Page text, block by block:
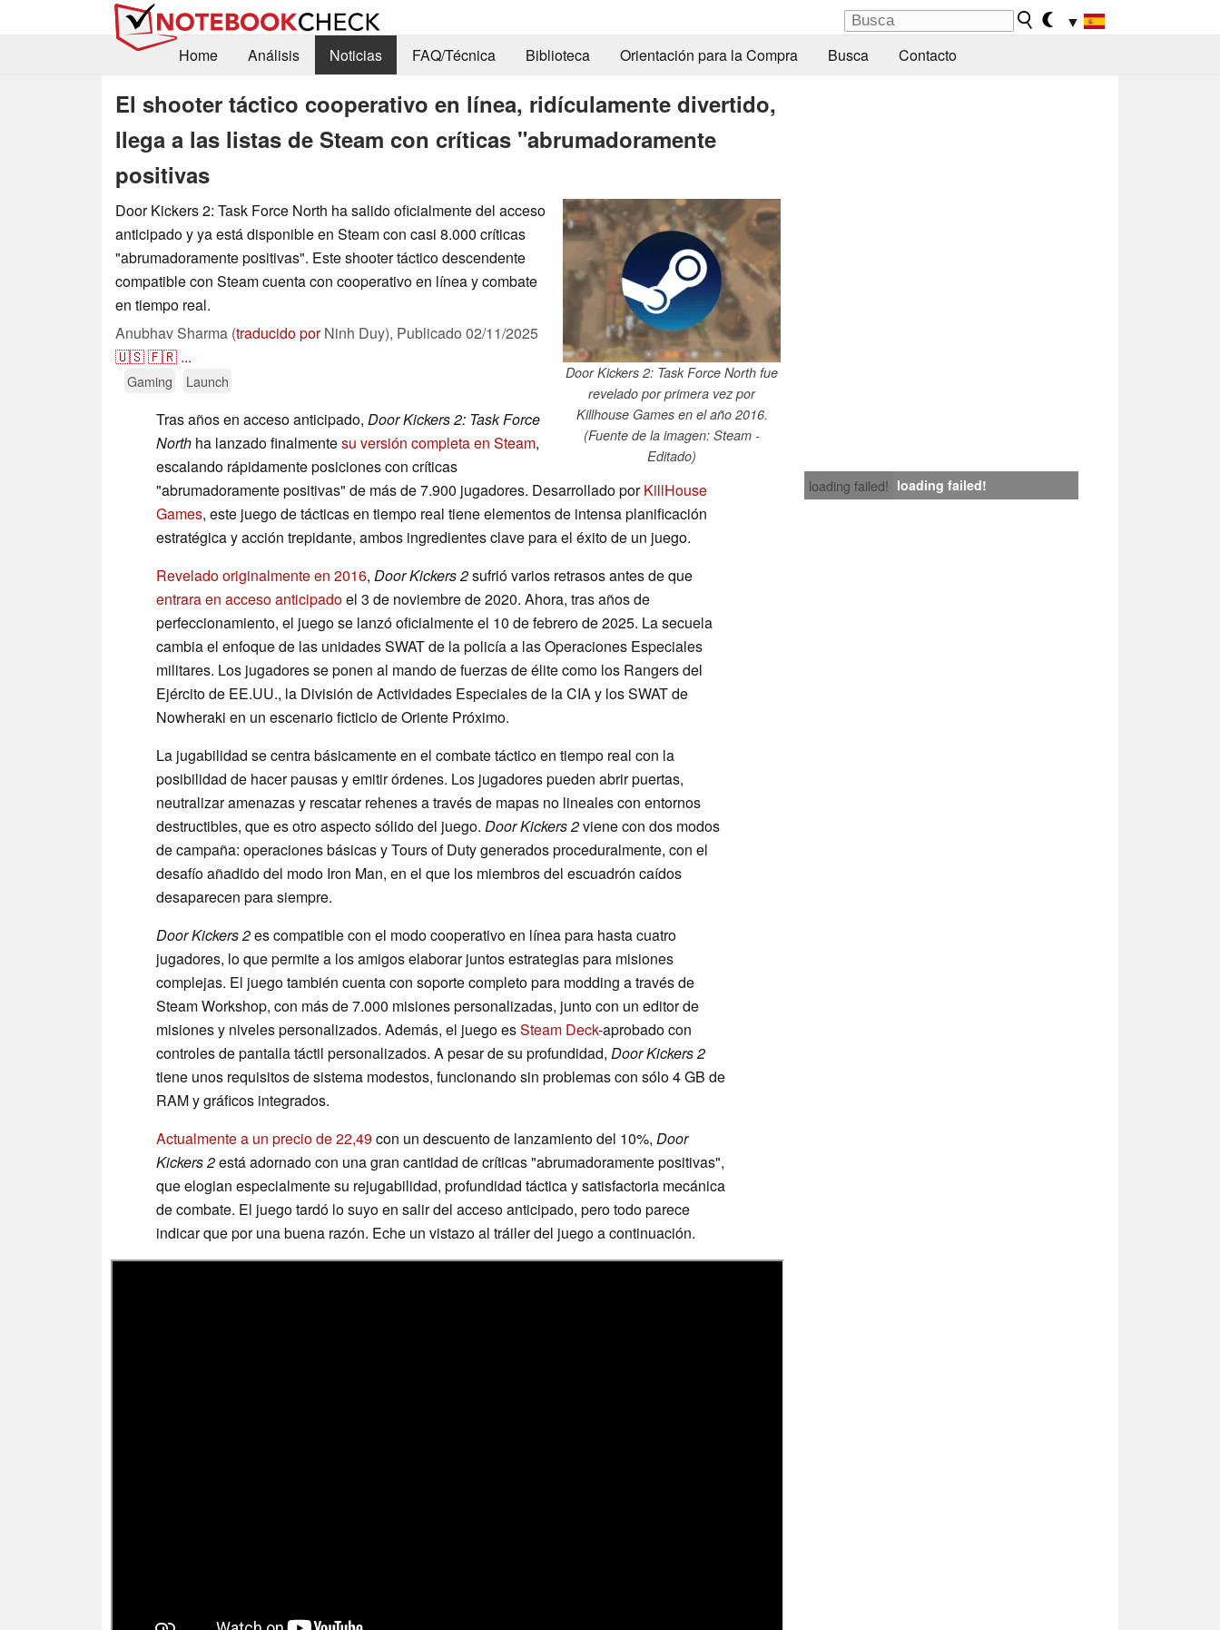
▼
Home
Análisis Noticias FAQ/Técnica Biblioteca Orientación para la Compra Busca Contacto
El shooter táctico cooperativo en línea, ridículamente divertido,
llega a las listas de Steam con críticas "abrumadoramente
positivas
Door Kickers 2: Task Force North fue
revelado por primera vez por
Killhouse Games en el año 2016.
(Fuente de la imagen: Steam -
Editado)
Door Kickers 2: Task Force North ha salido oficialmente del acceso
anticipado y ya está disponible en Steam con casi 8.000 críticas
"abrumadoramente positivas". Este shooter táctico descendente
compatible con Steam cuenta con cooperativo en línea y combate
en tiempo real.
Anubhav Sharma (traducido porNinh Duy), Publicado 02/11/2025
🇺🇸🇫🇷 ...
Gaming Launch
loading failed! loading failed!
Tras años en acceso anticipado, Door Kickers 2: Task Force
North ha lanzado finalmentesu versión completa en Steam,
escalando rápidamente posiciones con críticas
"abrumadoramente positivas" de más de 7.900 jugadores. Desarrollado porKillHouse
Games, este juego de tácticas en tiempo real tiene elementos de intensa planificación
estratégica y acción trepidante, ambos ingredientes clave para el éxito de un juego.
Revelado originalmente en 2016, Door Kickers 2sufrió varios retrasos antes de que
entrara en acceso anticipadoel 3 de noviembre de 2020. Ahora, tras años de
perfeccionamiento, el juego se lanzó oficialmente el 10 de febrero de 2025. La secuela
cambia el enfoque de las unidades SWAT de la policía a las Operaciones Especiales
militares. Los jugadores se ponen al mando de fuerzas de élite como los Rangers del
Ejército de EE.UU., la División de Actividades Especiales de la CIA y los SWAT de
Nowheraki en un escenario ficticio de Oriente Próximo.
La jugabilidad se centra básicamente en el combate táctico en tiempo real con la
posibilidad de hacer pausas y emitir órdenes. Los jugadores pueden abrir puertas,
neutralizar amenazas y rescatar rehenes a través de mapas no lineales con entornos
destructibles, que es otro aspecto sólido del juego. Door Kickers 2viene con dos modos
de campaña: operaciones básicas y Tours of Duty generados proceduralmente, con el
desafío añadido del modo Iron Man, en el que los miembros del escuadrón caídos
desaparecen para siempre.
Door Kickers 2es compatible con el modo cooperativo en línea para hasta cuatro
jugadores, lo que permite a los amigos elaborar juntos estrategias para misiones
complejas. El juego también cuenta con soporte completo para modding a través de
Steam Workshop, con más de 7.000 misiones personalizadas, junto con un editor de
misiones y niveles personalizados. Además, el juego esSteam Deck-aprobado con
controles de pantalla táctil personalizados. A pesar de su profundidad, Door Kickers 2
tiene unos requisitos de sistema modestos, funcionando sin problemas con sólo 4 GB de
RAM y gráficos integrados.
Actualmente a un precio de 22,49con un descuento de lanzamiento del 10%, Door
Kickers 2está adornado con una gran cantidad de críticas "abrumadoramente positivas",
que elogian especialmente su rejugabilidad, profundidad táctica y satisfactoria mecánica
de combate. El juego tardó lo suyo en salir del acceso anticipado, pero todo parece
indicar que por una buena razón. Eche un vistazo al tráiler del juego a continuación.